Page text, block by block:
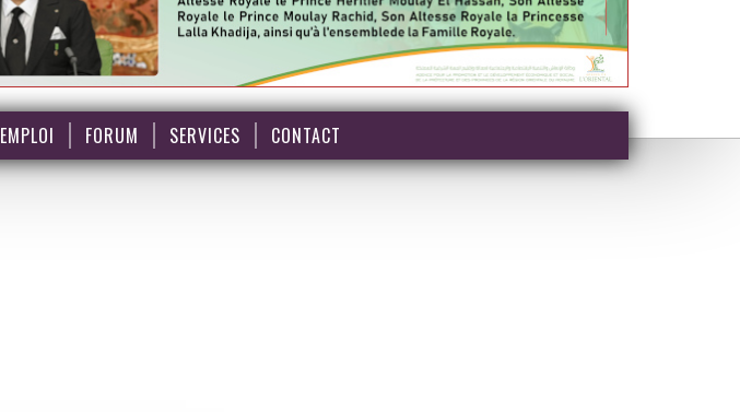
EMPLOI FORUM SERVICES CONTACT